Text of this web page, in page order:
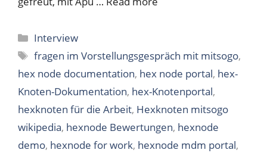
Categories
Interview
Tags
fragen im Vorstellungsgespräch mit mitsogo,
hex node documentation, hex node portal, hex-
Knoten-Dokumentation, hex-Knotenportal,
hexknoten für die Arbeit, Hexknoten mitsogo
wikipedia, hexnode Bewertungen, hexnode
demo, hexnode for work, hexnode mdm portal,